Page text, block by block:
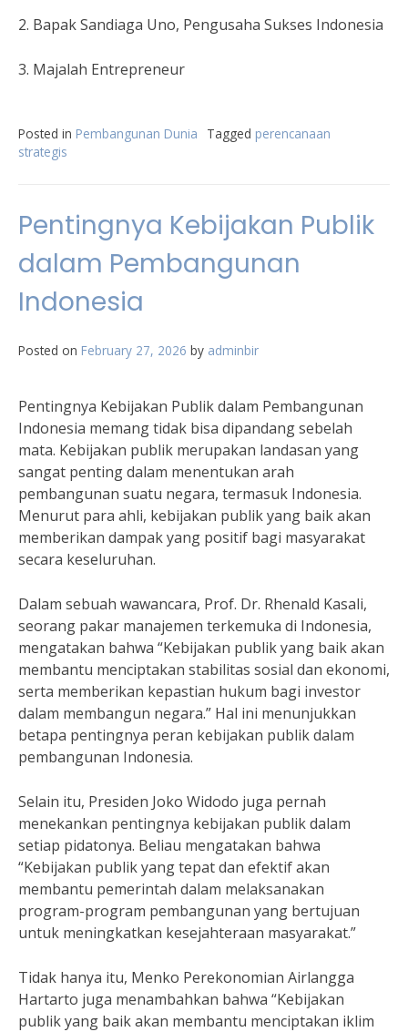
2. Bapak Sandiaga Uno, Pengusaha Sukses Indonesia
3. Majalah Entrepreneur
Posted in Pembangunan Dunia Tagged perencanaan
strategis
Pentingnya Kebijakan Publik
dalam Pembangunan
Indonesia
Posted on February 27, 2026 by adminbir
Pentingnya Kebijakan Publik dalam Pembangunan
Indonesia memang tidak bisa dipandang sebelah
mata. Kebijakan publik merupakan landasan yang
sangat penting dalam menentukan arah
pembangunan suatu negara, termasuk Indonesia.
Menurut para ahli, kebijakan publik yang baik akan
memberikan dampak yang positif bagi masyarakat
secara keseluruhan.
Dalam sebuah wawancara, Prof. Dr. Rhenald Kasali,
seorang pakar manajemen terkemuka di Indonesia,
mengatakan bahwa “Kebijakan publik yang baik akan
membantu menciptakan stabilitas sosial dan ekonomi,
serta memberikan kepastian hukum bagi investor
dalam membangun negara.” Hal ini menunjukkan
betapa pentingnya peran kebijakan publik dalam
pembangunan Indonesia.
Selain itu, Presiden Joko Widodo juga pernah
menekankan pentingnya kebijakan publik dalam
setiap pidatonya. Beliau mengatakan bahwa
“Kebijakan publik yang tepat dan efektif akan
membantu pemerintah dalam melaksanakan
program-program pembangunan yang bertujuan
untuk meningkatkan kesejahteraan masyarakat.”
Tidak hanya itu, Menko Perekonomian Airlangga
Hartarto juga menambahkan bahwa “Kebijakan
publik yang baik akan membantu menciptakan iklim